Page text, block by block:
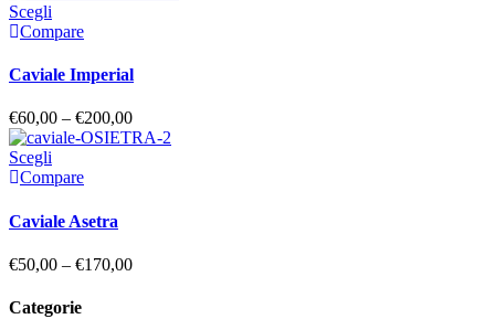
Scegli
Compare
Caviale Imperial
€60,00 – €200,00
Scegli
Compare
Caviale Asetra
€50,00 – €170,00
Categorie